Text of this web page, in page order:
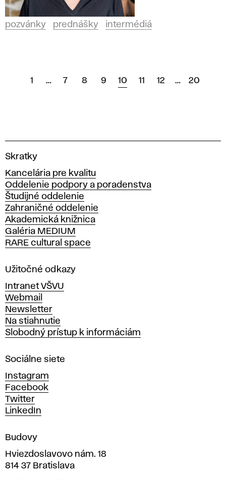
pozvánky prednášky intermédiá
1 … 7 8 9 10 11 12 … 20
V
s
o
k
á
š
k
o
a
ý
t
v
a
r
ý
c
h
u
m
e
í
v
Skratky
Kancelária pre kvalitu
Oddelenie podpory a poradenstva
Študijné oddelenie
Zahraničné oddelenie
Akademická knižnica
Galéria MEDIUM
RARE cultural space
Užitočné odkazy
Intranet VŠVU
Webmail
Newsletter
Na stiahnutie
Slobodný prístup k informáciám
Sociálne siete
Instagram
Facebook
Twitter
LinkedIn
Budovy
Hviezdoslavovo nám. 18
814 37 Bratislava